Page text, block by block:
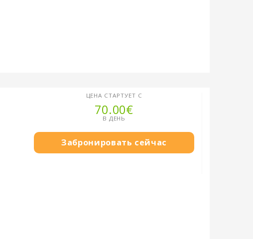
ЦЕНА СТАРТУЕТ С
70.00€
В ДЕНЬ
Забронировать сейчас